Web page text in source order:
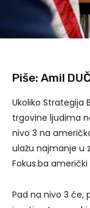
Piše: Amil
Ukoliko Strategija
trgovine ljudima
nivo 3 na
ulažu najmanje u
Fokus.ba
Pad na nivo 3 će,